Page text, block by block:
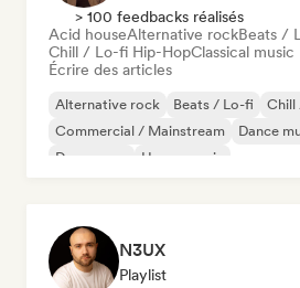
> 100 feedbacks réalisés
Acid houseAlternative rockBeats /
Chill / Lo-fi Hip-HopClassical music
Écrire des articles
Alternative rock Beats / Lo-fi
Chill
Commercial / Mainstream
Dance
Dream pop
House music
N3UX
Playlist